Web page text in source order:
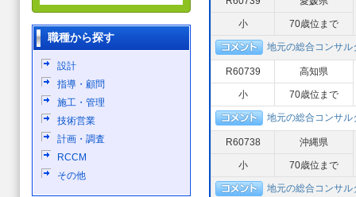
小 70歳位まで
地元の総合コンサル
R60739 高知県
小 70歳位まで
地元の総合コンサル
R60738 沖縄県
小 70歳位まで
地元の総合コンサル
職種から探す
設計
指導・顧問
施工・管理
技術営業
計画・調査
RCCM
その他